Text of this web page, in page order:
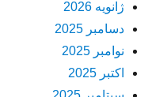
ژانویه 2026
دسامبر 2025
نوامبر 2025
اکتبر 2025